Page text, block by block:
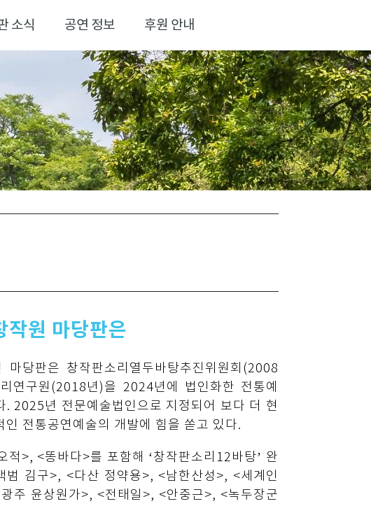
소식 공연 정보 후원 안내
작원 마당판은
마당판은 창작판소리열두바탕추진위원회(2008
연구원(2018년)을 2024년에 법인화한 전통예
. 2025년 전문예술법인으로 지정되어 보다 더 현
인 전통공연예술의 개발에 힘을 쏟고 있다.
적>, <똥바다>를 포함해 ‘창작판소리12바탕’ 완
범 김구>, <다산 정약용>, <남한산성>, <세계인
주 윤상원가>, <전태일>, <안중근>, <녹두장군